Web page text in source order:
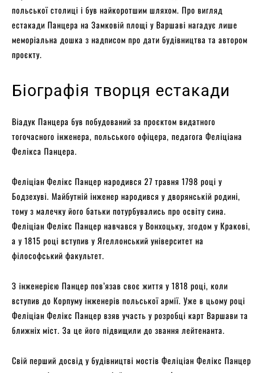
польської столиці і був найкоротшим шляхом. Про вигляд
естакади Панцера на Замковій площі у Варшаві нагадує лише
меморіальна дошка з надписом про дати будівництва та автором
проєкту.
Біографія творця естакади
Віадук Панцера був побудований за проєктом видатного
тогочасного інженера, польського офіцера, педагога Феліціана
Фелікса Панцера.
Феліціан Фелікс Панцер народився 27 травня 1798 році у
Бодзехуві. Майбутній інженер народився у дворянській родині,
тому з малечку його батьки потурбувались про освіту сина.
Феліціан Фелікс Панцер навчався у Вонхоцьку, згодом у Кракові,
а у 1815 році вступив у Ягеллонський університет на
філософський факультет.
З інженерією Панцер пов’язав своє життя у 1818 році, коли
вступив до Корпуму інженерів польської армії. Уже в цьому році
Феліціан Фелікс Панцер взяв участь у розробці карт Варшави та
ближніх міст. За це його підвищили до звання лейтенанта.
Свій перший досвід у будівництві мостів Феліціан Фелікс Панцер